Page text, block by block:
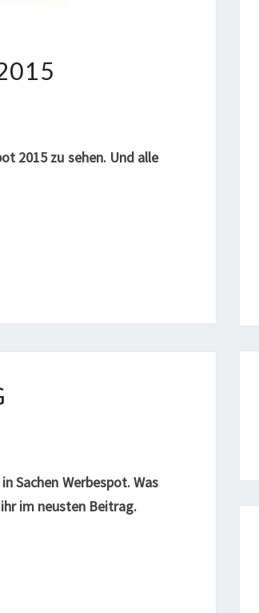
2015 zu sehen. Und alle
Sachen Werbespot. Was
im neusten Beitrag.